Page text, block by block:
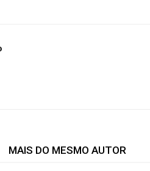
MAIS DO MESMO AUTOR